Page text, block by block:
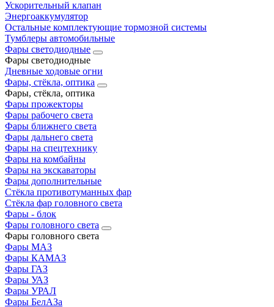
Ускорительный клапан
Энергоаккумулятор
Остальные комплектующие тормозной системы
Тумблеры автомобильные
Фары светодиодные
Фары светодиодные
Дневные ходовые огни
Фары, стёкла, оптика
Фары, стёкла, оптика
Фары прожекторы
Фары рабочего света
Фары ближнего света
Фары дальнего света
Фары на спецтехнику
Фары на комбайны
Фары на экскаваторы
Фары дополнительные
Стёкла противотуманных фар
Стёкла фар головного света
Фары - блок
Фары головного света
Фары головного света
Фары МАЗ
Фары КАМАЗ
Фары ГАЗ
Фары УАЗ
Фары УРАЛ
Фары БелАЗа